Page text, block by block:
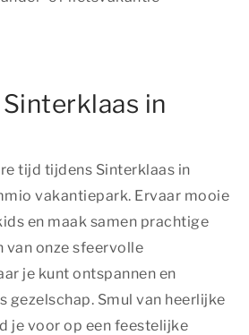
in
tijd tijdens Sinterklaas in
vakantiepark. Ervaar mooie
en maak samen prachtige
van onze sfeervolle
je kunt ontspannen en
gezelschap. Smul van heerlijke
je voor op een feestelijke